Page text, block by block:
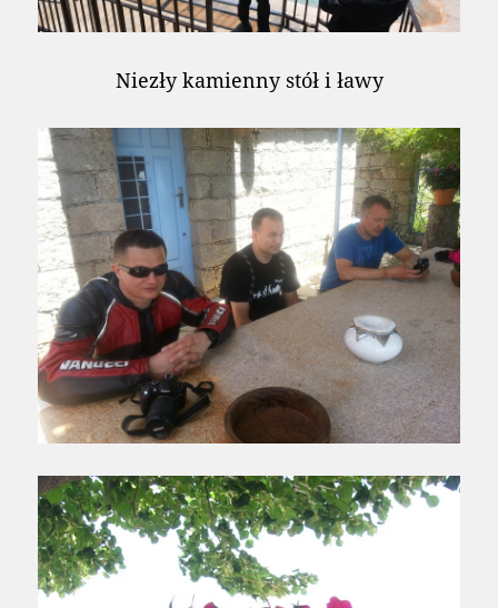
Niezły kamienny stół i ławy